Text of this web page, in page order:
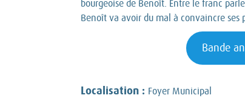
bourgeoise de Benoît. Entre le franc
Benoît va avoir du mal à convaincre ses
Bande
Localisation : Foyer Municipal